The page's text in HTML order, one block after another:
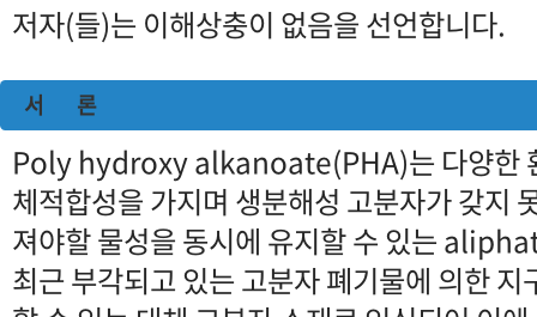
저자(들)는 이해상충이 없음을 선언합니다.
서 론
Poly hydroxy alkanoate(PHA)는 다양한
체적합성을 가지며 생분해성 고분자가 갖지
져야할 물성을 동시에 유지할 수 있는
최근 부각되고 있는 고분자 폐기물에 의한